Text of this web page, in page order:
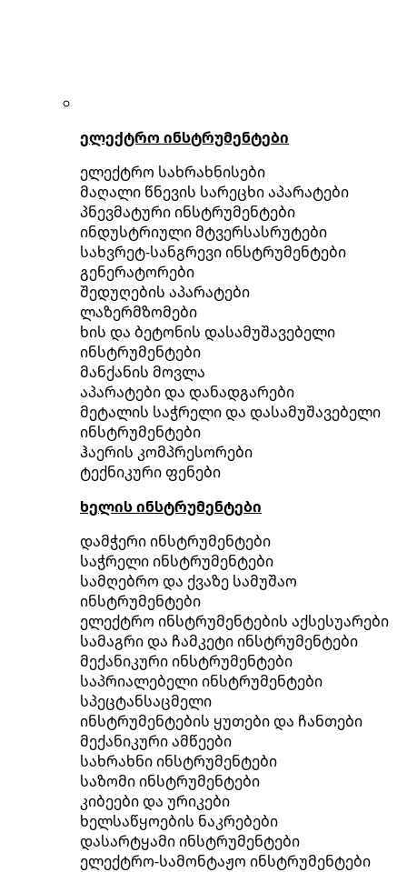
ელექტრო ინსტრუმენტები
ელექტრო სახრახნისები
მაღალი წნევის სარეცხი აპარატები
პნევმატური ინსტრუმენტები
ინდუსტრიული მტვერსასრუტები
სახვრეტ-სანგრევი ინსტრუმენტები
გენერატორები
შედუღების აპარატები
ლაზერმზომები
ხის და ბეტონის დასამუშავებელი
ინსტრუმენტები
მანქანის მოვლა
აპარატები და დანადგარები
მეტალის საჭრელი და დასამუშავებელი
ინსტრუმენტები
ჰაერის კომპრესორები
ტექნიკური ფენები
ხელის ინსტრუმენტები
დამჭერი ინსტრუმენტები
საჭრელი ინსტრუმენტები
სამღებრო და ქვაზე სამუშაო
ინსტრუმენტები
ელექტრო ინსტრუმენტების აქსესუარები
სამაგრი და ჩამკეტი ინსტრუმენტები
მექანიკური ინსტრუმენტები
საპრიალებელი ინსტრუმენტები
სპეცტანსაცმელი
ინსტრუმენტების ყუთები და ჩანთები
მექანიკური ამწეები
სახრახნი ინსტრუმენტები
საზომი ინსტრუმენტები
კიბეები და ურიკები
ხელსაწყოების ნაკრებები
დასარტყამი ინსტრუმენტები
ელექტრო-სამონტაჟო ინსტრუმენტები